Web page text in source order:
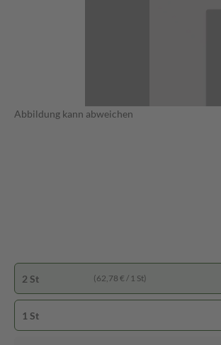
Abbildung kann abweichen
2 St (62,78 € / 1 St)
1 St